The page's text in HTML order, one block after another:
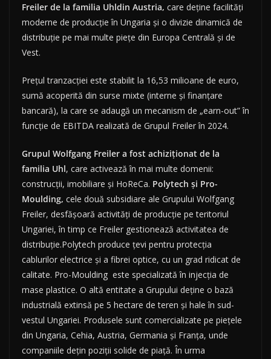
Freiler de la familia Uhldin Austria, care deține facilități
moderne de producție în Ungaria și o divizie dinamică de
distribuție pe mai multe piețe din Europa Centrală și de
Vest.
Prețul tranzacției este stabilit la 16,53 milioane de euro,
sumă acoperită din surse mixte (interne și finanțare
bancară), la care se adaugă un mecanism de „earn-out” în
funcție de EBITDA realizată de Grupul Freiler în 2024.
Grupul Wolfgang Freiler a fost achiziționat de la
familia Uhl, care activează în mai multe domenii:
construcții, imobiliare și HoReCa. Polytech și Pro-
Moulding, cele două subsidiare ale Grupului Wolfgang
Freiler, desfășoară activități de producție pe teritoriul
Ungariei, în timp ce Freiler gestionează activitatea de
distribuție.Polytech produce țevi pentru protecția
cablurilor electrice și a fibrei optice, cu un grad ridicat de
calitate. Pro-Moulding este specializată în injecția de
mase plastice. O altă entitate a Grupului deține o bază
industrială extinsă pe 5 hectare de teren și hale în sud-
vestul Ungariei. Produsele sunt comercializate pe piețele
din Ungaria, Cehia, Austria, Germania și Franța, unde
companiile dețin poziții solide de piață. În urma